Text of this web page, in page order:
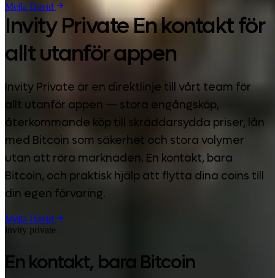
Mejla David
Invity Private En kontakt för
allt utanför appen
Invity Private är en direktlinje till vårt team för
allt utanför appen — stora engångsköp,
återkommande köp till skräddarsydda priser, lån
med Bitcoin som säkerhet och stora volymer
utan att röra marknaden. En kontakt, bara
Bitcoin, och praktisk hjälp att flytta dina coins till
din egen förvaring.
Mejla David
invity private
En kontakt, bara Bitcoin